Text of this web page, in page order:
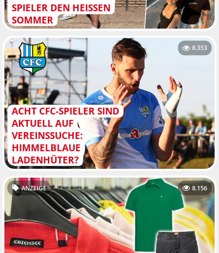
SPIELER DEN HEISSEN S
OMMER
ACHT CFC-SPIELER SIND
AKTUELL AUF
VEREINSSUCHE:
HIMMELBLAUE
LADENHÜTER?
8.353
ANZEIGE 8.156